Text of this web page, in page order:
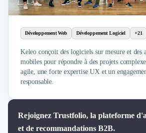
Développement Web Développement Logiciel +21
Keleo conçoit des logiciels sur mesure et des
mobiles pour répondre à des projets
agile, une forte expertise UX et un
responsable.
Rejoignez Trustfolio, la plateforme
et de recommandations B2B.